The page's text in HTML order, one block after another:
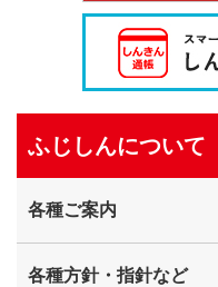
ふじしんについて
各種ご案内
各種方針・指針など